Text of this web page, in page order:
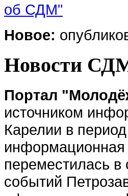
об СДМ"
Новое:
Новости
Портал
источником
Карелии в
информационная
переместилась
событий